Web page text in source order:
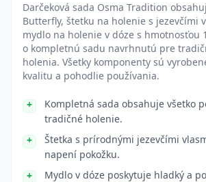
Darčeková sada Osma Tradition
Butterfly, štetku na holenie s jezevčími
mydlo na holenie v dóze s hmotnosťou
o kompletnú sadu navrhnutú pre
holenia. Všetky komponenty sú
kvalitu a pohodlie používania.
Kompletná sada obsahuje všetko
tradičné holenie.
Štetka s prírodnými jezevčími
napení pokožku.
Mydlo v dóze poskytuje hladký a